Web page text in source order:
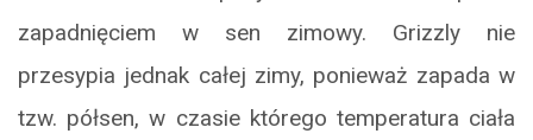
zapadnięciem w sen zimowy. Grizzly nie
przesypia jednak całej zimy, ponieważ zapada w
tzw. półsen, w czasie którego temperatura ciała